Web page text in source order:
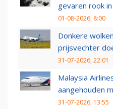
gevaren rook
01-08-2026, 8:00
Donkere
prijsvechter
31-07-2026, 22:01
Malaysia
aangehouden
31-07-2026, 13:55